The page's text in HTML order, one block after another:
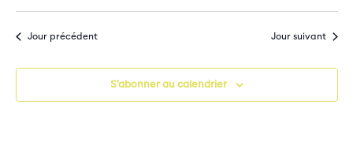
2024
vues
Jour précédent Jour suivant
S’abonner au calendrier